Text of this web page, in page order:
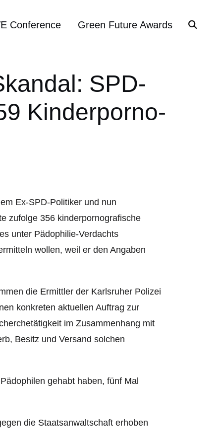
Conference Green Future Awards
SPD-
Kinderporno-
Ex-SPD-Politiker und nun
zufolge 356 kinderpornografische
unter Pädophilie-Verdachts
wollen, weil er den Angaben
die Ermittler der Karlsruher Polizei
konkreten aktuellen Auftrag zur
im Zusammenhang mit
Besitz und Versand solchen
gehabt haben, fünf Mal
die Staatsanwaltschaft erhoben